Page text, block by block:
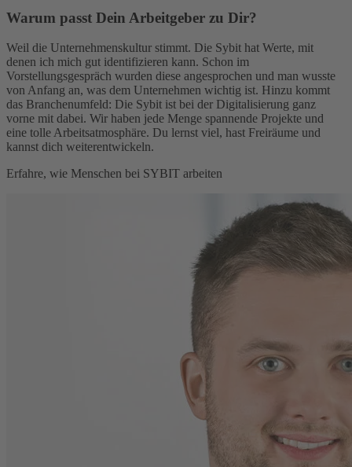
Warum passt Dein Arbeitgeber zu Dir?
Weil die Unternehmenskultur stimmt. Die Sybit hat Werte, mit
denen ich mich gut identifizieren kann. Schon im
Vorstellungsgespräch wurden diese angesprochen und man wusste
von Anfang an, was dem Unternehmen wichtig ist. Hinzu kommt
das Branchenumfeld: Die Sybit ist bei der Digitalisierung ganz
vorne mit dabei. Wir haben jede Menge spannende Projekte und
eine tolle Arbeitsatmosphäre. Du lernst viel, hast Freiräume und
kannst dich weiterentwickeln.
Erfahre, wie Menschen bei SYBIT arbeiten